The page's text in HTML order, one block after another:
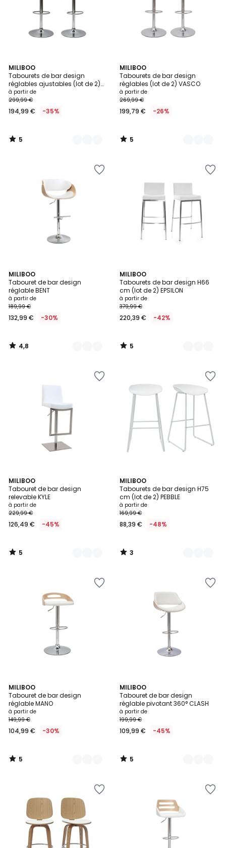
MILIBOO
Tabourets de bar design
réglables ajustables (lot de 2)
MONTI
à partir de
299,99 €
194,99 € -35%
5
/
5
2
Couleurs
5
/
MILIBOO
Tabourets de bar design
réglables (lot de 2) VASCO
à partir de
269,99 €
199,79 € -26%
5
/
5
2
Couleurs
5
/
MILIBOO
Tabouret de bar design
réglable BENT
à partir de
189,99 €
132,99 € -30%
4,8
/ 5
3
Couleurs
4,8
/
MILIBOO
Tabourets de bar design H66
cm (lot de 2) EPSILON
à partir de
379,99 €
220,39 € -42%
5
/
5
3
Couleurs
5
/
MILIBOO
Tabouret de bar design
relevable KYLE
à partir de
229,99 €
126,49 € -45%
5
/
5
3
Couleurs
5
/
MILIBOO
Tabourets de bar design H75
cm (lot de 2) PEBBLE
à partir de
169,99 €
88,39 € -48%
3
/
5
2
Couleurs
3
/
MILIBOO
Tabouret de bar design
réglable MANO
à partir de
149,99 €
104,99 € -30%
5
/
5
3
Couleurs
5
/
MILIBOO
Tabouret de bar design
réglable pivotant 360° CLASH
à partir de
199,99 €
109,99 € -45%
5
/
5
2
Couleurs
5
/